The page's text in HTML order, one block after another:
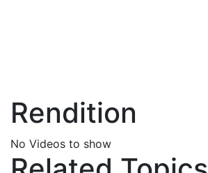
Rendition
No Videos to show